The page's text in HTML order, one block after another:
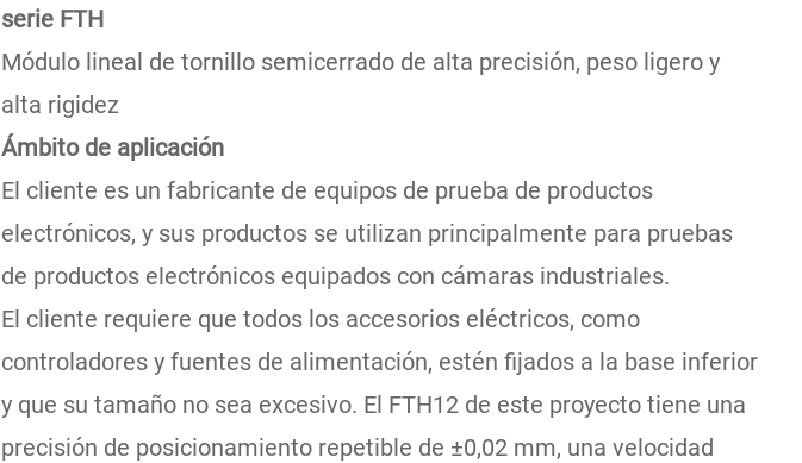
serie FTH
Módulo lineal de tornillo semicerrado de alta precisión, peso ligero y
alta rigidez
Ámbito de aplicación
El cliente es un fabricante de equipos de prueba de productos
electrónicos, y sus productos se utilizan principalmente para pruebas
de productos electrónicos equipados con cámaras industriales.
El cliente requiere que todos los accesorios eléctricos, como
controladores y fuentes de alimentación, estén fijados a la base inferior
y que su tamaño no sea excesivo. El FTH12 de este proyecto tiene una
precisión de posicionamiento repetible de ±0,02 mm, una velocidad